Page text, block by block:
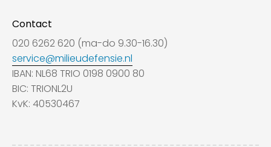
Contact
020 6262 620 (ma-do 9.30-16.30)
service@milieudefensie.nl
IBAN: NL68 TRIO 0198 0900 80
BIC: TRIONL2U
KvK: 40530467